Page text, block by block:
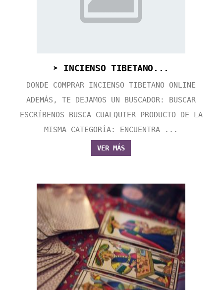
➤ INCIENSO TIBETANO...
DONDE COMPRAR INCIENSO TIBETANO ONLINE
ADEMÁS, TE DEJAMOS UN BUSCADOR: BUSCAR
ESCRÍBENOS BUSCA CUALQUIER PRODUCTO DE LA
MISMA CATEGORÍA: ENCUENTRA ...
VER MÁS